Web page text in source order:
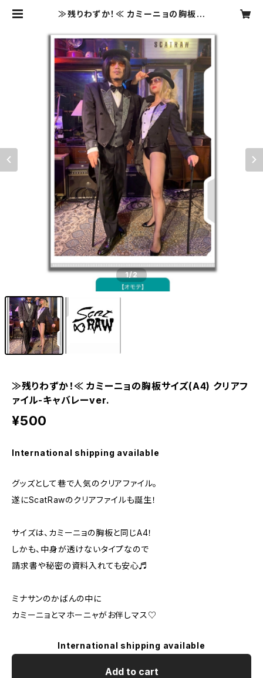
≫残りわずか！≪ カミーニョの胸板サ
ver. | GODEON Store
1/2
≫残りわずか！≪ カミーニョの胸板サイズ(A4) クリアフ
ァイル-キャバレーver.
¥500
International shipping available
グッズとして巷で人気のクリアファイル。
遂にScatRawのクリアファイルも誕生！
サイズは、カミーニョの胸板と同じA4！
しかも、中身が透けないタイプなので
請求書や秘密の資料入れても安心♬
ミナサンのかばんの中に
カミーニョとマホーニャがお伴しマス♡
International shipping available
Add to cart